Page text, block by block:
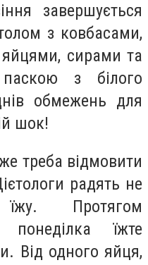
завершується
з ковбасами,
сирами та
з білого
обмежень для
шок!
треба відмовити
радять не
Протягом
понеділка їжте
Від одного яйця,